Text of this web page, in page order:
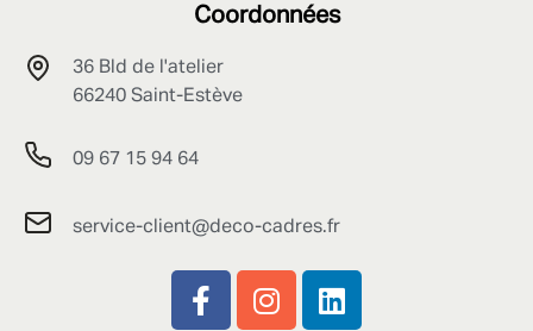
Coordonnées
36 Bld de l'atelier
66240 Saint-Estève
09 67 15 94 64
service-client@deco-cadres.fr